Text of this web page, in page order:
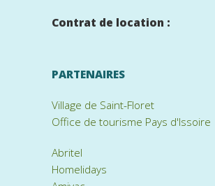
Contrat de location :
PARTENAIRES
Village de Saint-Floret
Office de tourisme Pays d'Issoire
Abritel
Homelidays